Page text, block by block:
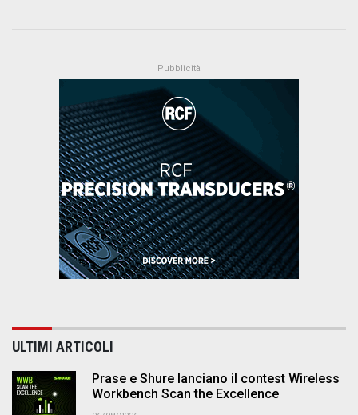
ULTIMI ARTICOLI
Prase e Shure lanciano il contest Wireless
Workbench Scan the Excellence